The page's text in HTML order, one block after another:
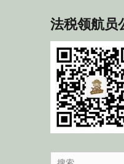
法税领航员
Search